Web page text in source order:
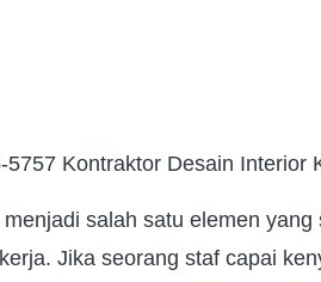
5757 Kontraktor Desain Interior
salah satu elemen
Jika seorang staf capai